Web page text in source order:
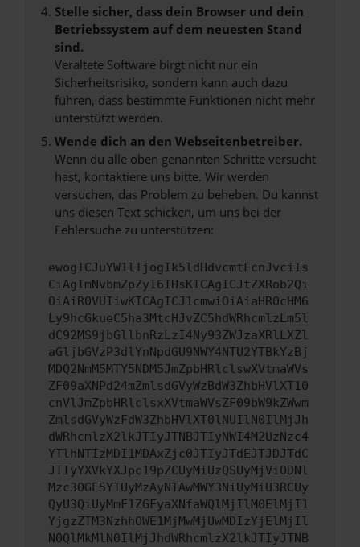
Stelle sicher, dass dein Browser und dein
Betriebssystem auf dem neuesten Stand
sind.
Veraltete Software birgt nicht nur ein
Sicherheitsrisiko, sondern kann auch dazu
führen, dass bestimmte Funktionen nicht mehr
unterstützt werden.
Wende dich an den Webseitenbetreiber.
Wenn du alle oben genannten Schritte versucht
hast, kontaktiere uns bitte. Wir werden
versuchen, das Problem zu beheben. Du kannst
uns diesen Text schicken, um uns bei der
Fehlersuche zu unterstützen:
ewogICJuYW1lIjogIk5ldHdvcmtFcnJvciIs
CiAgImNvbmZpZyI6IHsKICAgICJtZXRob2Qi
OiAiR0VUIiwKICAgICJ1cmwiOiAiaHR0cHM6
Ly9hcGkueC5ha3MtcHJvZC5hdWRhcmlzLm5l
dC92MS9jbGllbnRzLzI4Ny93ZWJzaXRlLXZl
aGljbGVzP3dlYnNpdGU9NWY4NTU2YTBkYzBj
MDQ2NmM5MTY5NDM5JmZpbHRlclswXVtmaWVs
ZF09aXNPd24mZmlsdGVyWzBdW3ZhbHVlXT10
cnVlJmZpbHRlclsxXVtmaWVsZF09bW9kZWwm
ZmlsdGVyWzFdW3ZhbHVlXT0lNUIlN0IlMjJh
dWRhcmlzX2lkJTIyJTNBJTIyNWI4M2UzNzc4
YTlhNTIzMDI1MDAxZjc0JTIyJTdEJTJDJTdC
JTIyYXVkYXJpc19pZCUyMiUzQSUyMjViODNl
Mzc3OGE5YTUyMzAyNTAwMWY3NiUyMiU3RCUy
QyU3QiUyMmF1ZGFyaXNfaWQlMjIlM0ElMjI1
YjgzZTM3NzhhOWE1MjMwMjUwMDIzYjElMjIl
N0QlMkMlN0IlMjJhdWRhcmlzX2lkJTIyJTNB